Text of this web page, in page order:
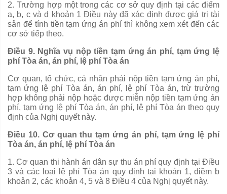
2. Trường hợp một trong các cơ sở quy định tại các điểm
a, b, c và d khoản 1 Điều này đãxác địnhđược giá trị tài
sản để tính tiền tạm ứng án phí thì không xem xét đến các
cơ sở tiếp theo.
Điều 9. Nghĩa vụ nộp tiền tạm ứng án phí, tạm ứng lệ
phí Tòa án, án phí, lệ phí Tòa án
Cơ quan, tổ chức, cá nhân phải nộp tiền tạm ứng án phí,
tạm ứng lệ phí Tòa án, án phí, lệ phí Tòa án, trừ trường
hợp không phải nộp hoặc được miễn nộp tiền tạm ứng án
phí, tạm ứng lệ phí Tòa án, án phí, lệ phí Tòa án theo quy
định của Nghị quyết này.
Điều 10. Cơ quan thu tạm ứng án phí, tạm ứng lệ phí
Tòa án, án phí, lệ phí Tòa án
1. Cơ quan thi hành án dân sự thu án phí quy định tại Điều
3 và các loại lệ phí Tòa án quy định tại khoản 1, điềm b
khoản 2, các khoản 4, 5 và 8 Điều 4 của Nghị quyếtnày.